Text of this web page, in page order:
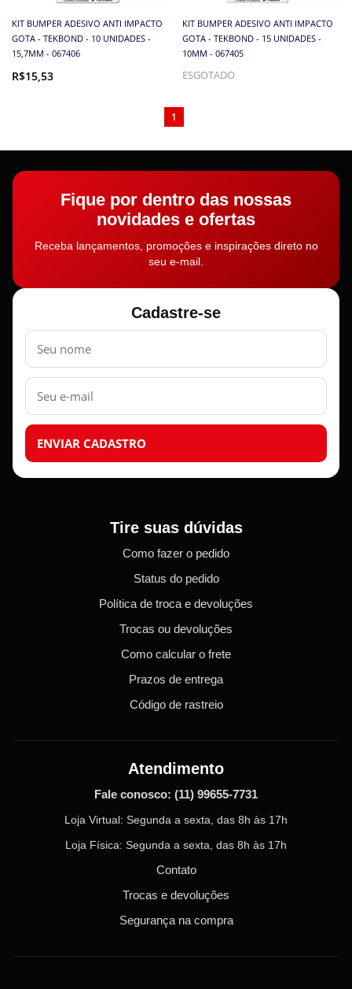
KIT BUMPER ADESIVO ANTI IMPACTO
GOTA - TEKBOND - 10 UNIDADES -
15,7MM - 067406
R$15,53
KIT BUMPER ADESIVO ANTI IMPACTO
GOTA - TEKBOND - 15 UNIDADES -
10MM - 067405
ESGOTADO
1
Fique por dentro das nossas
novidades e ofertas
Receba lançamentos, promoções e inspirações direto no
seu e-mail.
Cadastre-se
Nome
E-
mail
ENVIAR CADASTRO
Tire suas dúvidas
Como fazer o pedido
Status do pedido
Política de troca e devoluções
Trocas ou devoluções
Como calcular o frete
Prazos de entrega
Código de rastreio
Atendimento
Fale conosco: (11) 99655-7731
Loja Virtual: Segunda a sexta, das 8h às 17h
Loja Física: Segunda a sexta, das 8h às 17h
Contato
Trocas e devoluções
Segurança na compra